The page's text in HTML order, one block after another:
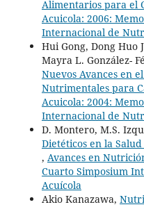
Alimentarios para el
Acuicola: 2006:
Internacional de
Hui Gong, Dong Huo
Mayra L. González-
Nuevos Avances en
Nutrimentales para
Acuicola: 2004:
Internacional de
D. Montero, M.S.
Dietéticos en la Salud
, Avances en
Cuarto Simposium
Acuícola
Akio Kanazawa,